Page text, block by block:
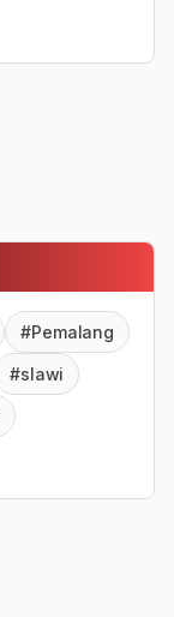
#Pemalang
#slawi